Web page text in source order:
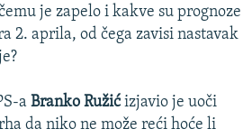
je zapelo i kakve su prognoze
2. aprila, od čega zavisi nastavak
a Branko Ružićizjavio je uoči
da niko ne može reći hoće li